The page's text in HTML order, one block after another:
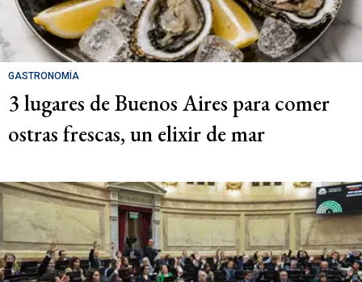
GASTRONOMÍA
3 lugares de Buenos Aires para comer
ostras frescas, un elixir de mar